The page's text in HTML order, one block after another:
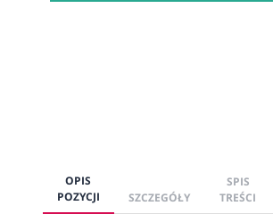
OPIS
POZYCJI
SZCZEGÓŁY
SPIS
TREŚCI